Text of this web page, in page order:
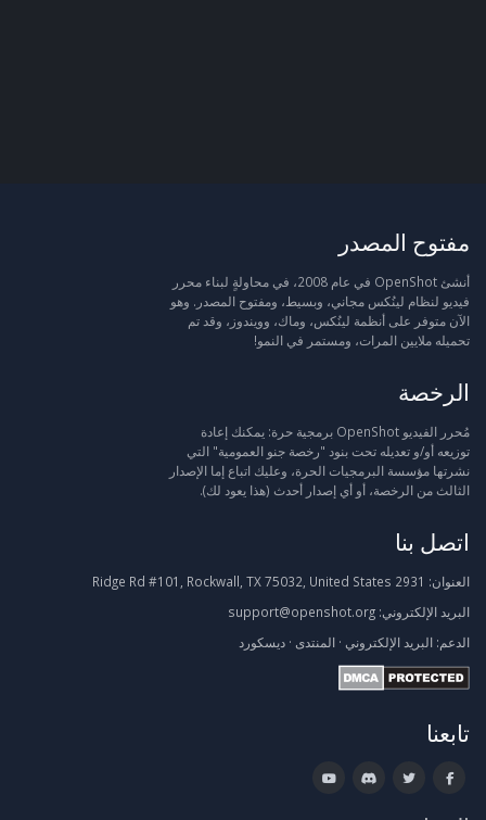
مفتوح المصدر
أنشئ OpenShot في عام 2008، في محاولةٍ لبناء محرر
فيديو لنظام لينُكس مجاني، وبسيط، ومفتوح المصدر. وهو
الآن متوفر على أنظمة لينُكس، وماك، وويندوز، وقد تم
تحميله ملايين المرات، ومستمر في النمو!
الرخصة
مُحرر الفيديو OpenShot برمجية حرة: يمكنك إعادة
توزيعه أو/و تعديله تحت بنود "رخصة جنو العمومية" التي
نشرتها مؤسسة البرمجيات الحرة، وعليك اتباع إما الإصدار
الثالث من الرخصة، أو أي إصدار أحدث (هذا يعود لك).
اتصل بنا
العنوان:
البريد الإلكتروني: support@openshot.org
الدعم: البريد الإلكتروني · المنتدى · ديسكورد
تابعنا